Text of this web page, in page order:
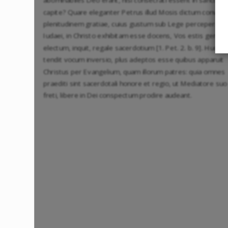
capite? Quare eleganter Petrus illud Mosis dictum convertit,
plenitudinem gratiae, cuius gustum sub Lege perceperant
Iudaei, in Christo exhibitam esse docens, Vos estis genus
electum, inquit, regale sacerdotium [1. Pet. 2. b. 9]. Huc
tendit vocum inversio, plus adeptos esse quibus apparuit
Christus per Evangelium, quam illorum patres: quia omnes
praediti sint sacerdotali honore et regio, ut Mediatore suo
freti, libere in Dei conspectum prodire audeant.